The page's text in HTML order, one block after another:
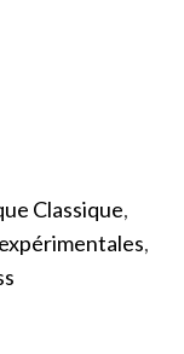
Classique,
,